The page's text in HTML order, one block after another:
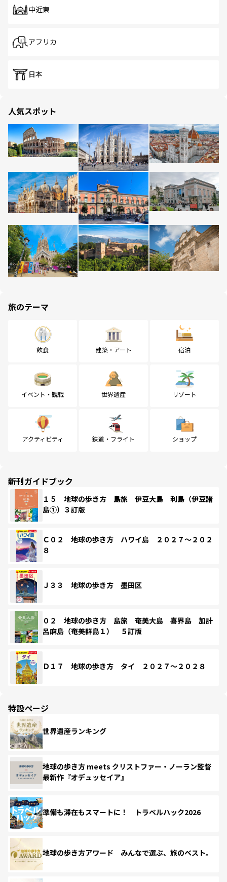
中近東
アフリカ
日本
人気スポット
旅のテーマ
飲食 建築・アート 宿泊
イベント・観戦 世界遺産 リゾート
アクティビティ 鉄道・フライト ショップ
新刊ガイドブック
１５ 地球の歩き方 島旅 伊豆大島 利島（伊豆諸
島①）３訂版
Ｃ０２ 地球の歩き方 ハワイ島 ２０２７～２０２
８
Ｊ３３ 地球の歩き方 墨田区
０２ 地球の歩き方 島旅 奄美大島 喜界島 加計
呂麻島（奄美群島１） ５訂版
Ｄ１７ 地球の歩き方 タイ ２０２７～２０２８
特設ページ
世界遺産ランキング
地球の歩き方 meets クリストファー・ノーラン監督
最新作『オデュッセイア』
準備も滞在もスマートに！ トラベルハック2026
地球の歩き方アワード みんなで選ぶ、旅のベスト。